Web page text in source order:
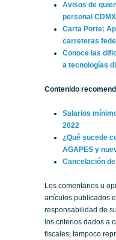
Avisos de
personal
Carta Porte:
carreteras
Conoce las
a tecnologías
Contenido
Salarios
2022
¿Qué sucede
AGAPES y
Cancelación
Los comentarios u
artículos publicados
responsabilidad de
los criterios dados a
fiscales; tampoco